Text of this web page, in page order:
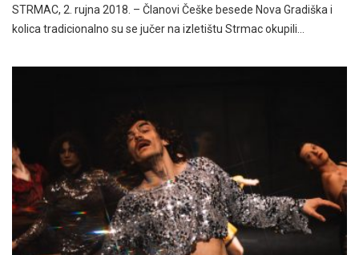
STRMAC, 2. rujna 2018. – Članovi Češke besede Nova Gradiška i
kolica tradicionalno su se jučer na izletištu Strmac okupili…